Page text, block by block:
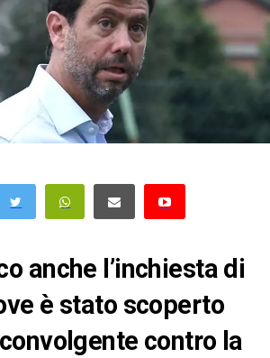
anche l’inchiesta di
è stato scoperto
contro la